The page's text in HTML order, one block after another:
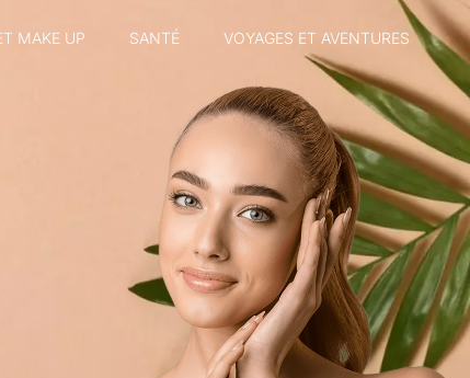
MAKE UP SANTÉ VOYAGES ET AVENTURES